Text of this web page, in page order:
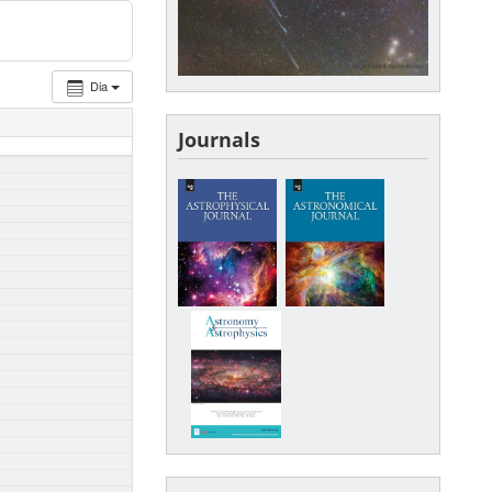
Dia
Journals